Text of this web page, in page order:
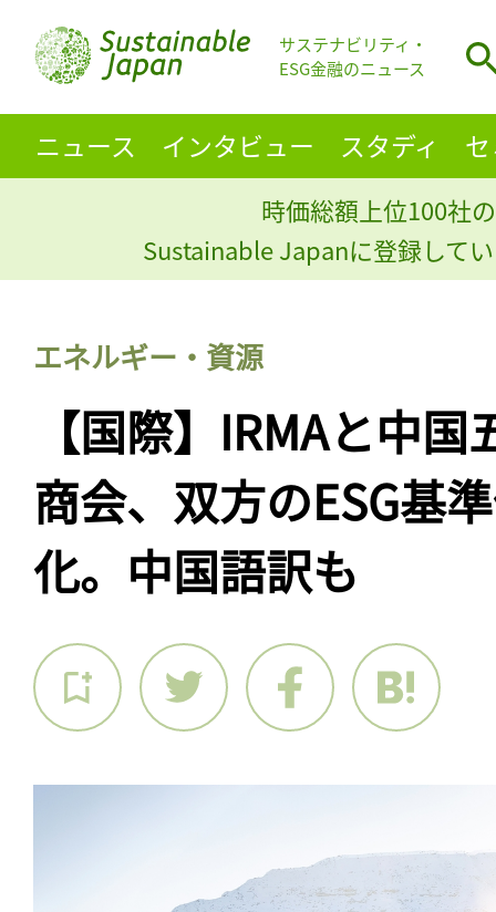
サステナビリティ・
ESG金融のニュース
ニュース インタビュー スタディ
時価総額上位100社
Sustainable Japanに登録して
エネルギー・資源
【国際】IRMAと中
商会、双方のESG基
化。中国語訳も